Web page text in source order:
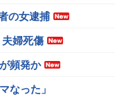
の女逮捕
婦死傷
頻発か
なった」